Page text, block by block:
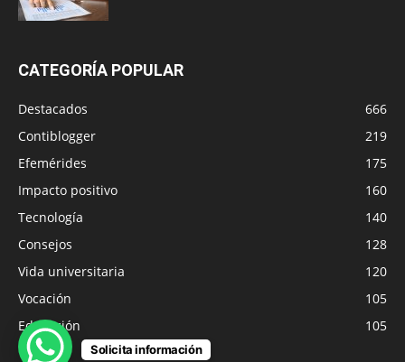
CATEGORÍA POPULAR
Destacados
666
Contiblogger
219
Efemérides
175
Impacto positivo
160
Tecnología
140
Consejos
128
Vida universitaria
120
Vocación
105
Educación
105
Solicita información